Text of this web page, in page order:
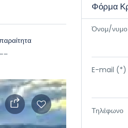
Φόρμα
Όνομ/
E-mail (*)
Τηλέφωνο